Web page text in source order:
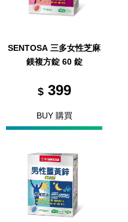
SENTOSA 三多女性芝麻
鎂複方錠 60 錠
$399
BUY 購買